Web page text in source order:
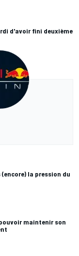
d'avoir fini deuxième
la pression du
maintenir son